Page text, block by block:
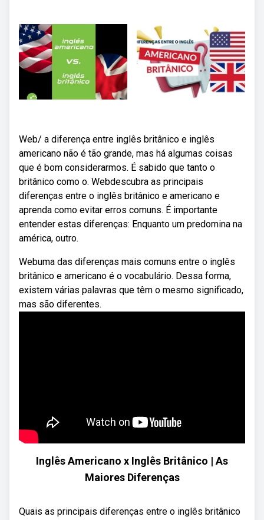
Web/ a diferença entre inglês britânico e inglês
americano não é tão grande, mas há algumas coisas
que é bom considerarmos. É sabido que tanto o
britânico como o. Webdescubra as principais
diferenças entre o inglês britânico e americano e
aprenda como evitar erros comuns. É importante
entender estas diferenças: Enquanto um predomina na
américa, outro.
Webuma das diferenças mais comuns entre o inglês
britânico e americano é o vocabulário. Dessa forma,
existem várias palavras que têm o mesmo significado,
mas são diferentes.
Inglês Americano x Inglês Britânico | As
Maiores Diferenças
Quais as principais diferenças entre o inglês britânico